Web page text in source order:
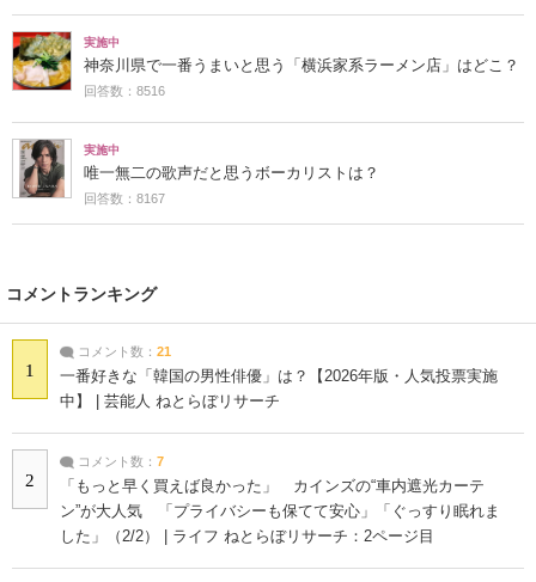
実施中
神奈川県で一番うまいと思う「横浜家系ラーメン店」はどこ？
回答数：8516
実施中
唯一無二の歌声だと思うボーカリストは？
回答数：8167
コメントランキング
1
コメント数： 21
一番好きな「韓国の男性俳優」は？【2026年版・人気投票実施
中】 | 芸能人 ねとらぼリサーチ
2
コメント数： 7
「もっと早く買えば良かった」 カインズの“車内遮光カーテ
ン”が大人気 「プライバシーも保てて安心」「ぐっすり眠れま
した」（2/2） | ライフ ねとらぼリサーチ：2ページ目